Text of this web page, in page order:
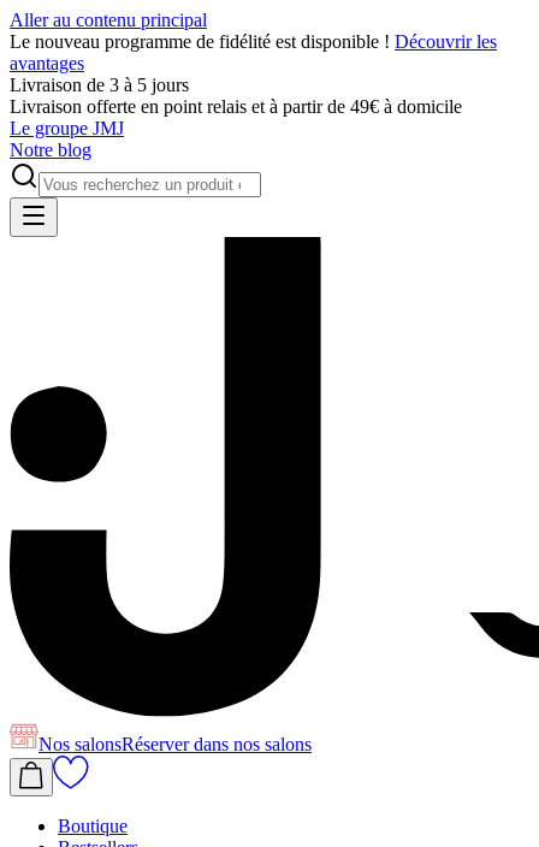
Aller au contenu principal
Le nouveau programme de fidélité est disponible ! Découvrir les
avantages
Livraison de 3 à 5 jours
Livraison offerte en point relais et à partir de 49€ à domicile
Le groupe JMJ
Notre blog
Nos salonsRéserverdans nos salons
Boutique